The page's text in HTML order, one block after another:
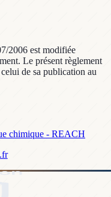
2006 est modifiée
Le présent règlement
de sa publication au
chimique - REACH